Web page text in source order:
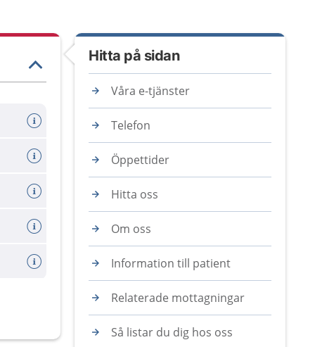
Hitta på sidan
Våra e-tjänster
Telefon
Öppettider
Hitta oss
Om oss
Information till patient
Relaterade mottagningar
Så listar du dig hos oss